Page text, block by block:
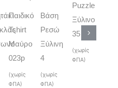
Παιδικό
Tshirt
Μαύρο
023p
(χωρίς
ΦΠΑ)
Βάση
Ρεσώ
Ξύλινη
4
(χωρίς
ΦΠΑ)
Puzzle
Ξύλινο
35
(χωρίς
ΦΠΑ)